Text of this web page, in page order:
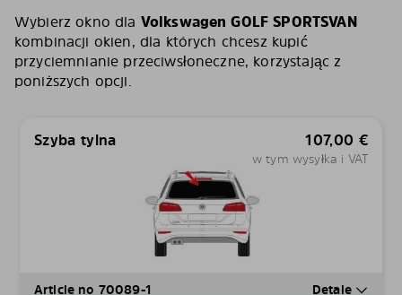
Wybierz okno dla Volkswagen GOLF SPORTSVAN
kombinacji okien, dla których chcesz kupić
przyciemnianie przeciwsłoneczne, korzystając z
poniższych opcji.
Szyba tylna 107,00 €
w tym wysyłka i VAT
Article no 70089-1 Detale